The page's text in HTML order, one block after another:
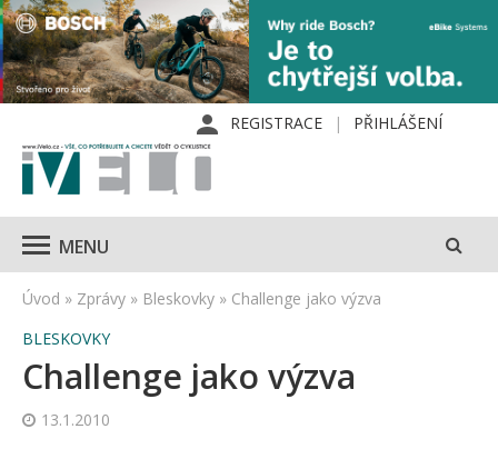
REGISTRACE PŘIHLÁŠENÍ
MENU
Úvod » Zprávy » Bleskovky » Challenge jako výzva
BLESKOVKY
Challenge jako výzva
13.1.2010